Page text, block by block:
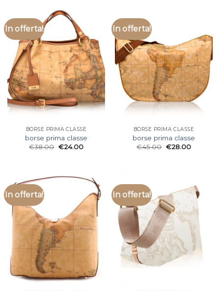
In offerta!
BORSE PRIMA CLASSE
borse prima classe
€38.00 €24.00
In offerta!
BORSE PRIMA CLASSE
borse prima classe
€45.00 €28.00
In offerta! In offerta!